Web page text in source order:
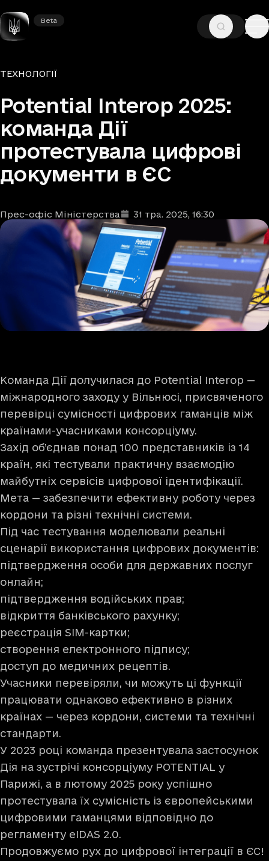
Beta
Beta
ГОЛОВНА —НОВИНИ
Рубрики
ТЕХНОЛОГІЇ
Potential Interop 2025:
команда Дії
протестувала цифрові
документи в ЄС
Автори
Прес-офіс Міністерства
Дата та час публікації: 31 тра. 2025, 16:30
Команда Дії долучилася до Potential Interop —
міжнародного заходу у Вільнюсі, присвяченого
перевірці сумісності цифрових гаманців між
країнами-учасниками консорціуму.
Захід об’єднав понад 100 представників із 14
країн, які тестували практичну взаємодію
майбутніх сервісів цифрової ідентифікації.
Мета — забезпечити ефективну роботу через
кордони та різні технічні системи.
Під час тестування моделювали реальні
сценарії використання цифрових документів:
підтвердження особи для державних послуг
онлайн;
підтвердження водійських прав;
відкриття банківського рахунку;
реєстрація SIM-картки;
створення електронного підпису;
доступ до медичних рецептів.
Учасники перевіряли, чи можуть ці функції
працювати однаково ефективно в різних
країнах — через кордони, системи та технічні
стандарти.
У 2023 році команда презентувала застосунок
Дія на зустрічі консорціуму POTENTIAL у
Парижі, а в лютому 2025 року успішно
протестувала їх сумісність із європейськими
цифровими гаманцями відповідно до
регламенту eIDAS 2.0.
Продовжуємо рух до цифрової інтеграції в ЄС!